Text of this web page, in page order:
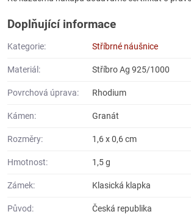
Doplňující informace
Kategorie: Stříbrné náušnice
Materiál: Stříbro Ag 925/1000
Povrchová úprava: Rhodium
Kámen: Granát
Rozměry: 1,6 x 0,6 cm
Hmotnost: 1,5 g
Zámek: Klasická klapka
Původ: Česká republika